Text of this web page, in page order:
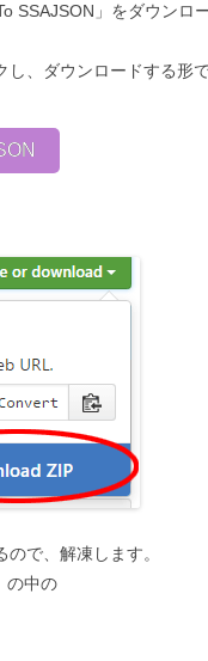
SSAJSON」をダウンロ
、ダウンロードする形
で、解凍します。
の中の